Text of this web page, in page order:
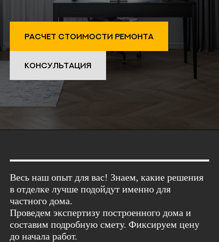
Расчет стоимости ремонта
КОНСУЛЬТАЦИЯ
Весь наш опыт для вас! Знаем, какие решения
в отделке лучше подойдут именно для
частного дома.
Проведем экспертизу построенного дома и
составим подробную смету. Фиксируем цену
до начала работ.